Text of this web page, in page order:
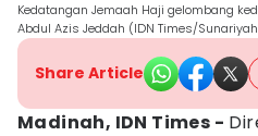
Kedatangan Jemaah Haji gelombang
Abdul Azis Jeddah (IDN Times/
Share Article
Madinah, IDN Times -